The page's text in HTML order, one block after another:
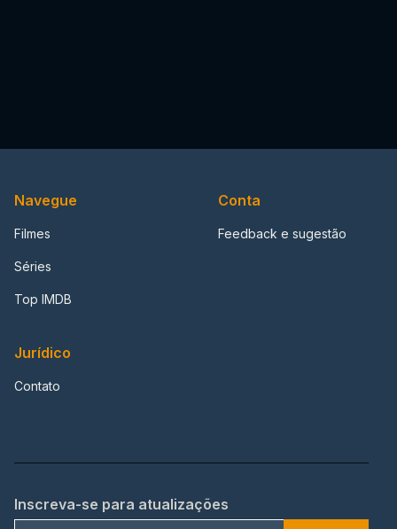
Navegue
Filmes
Séries
Top IMDB
Conta
Feedback e sugestão
Jurídico
Contato
Inscreva-se para atualizações